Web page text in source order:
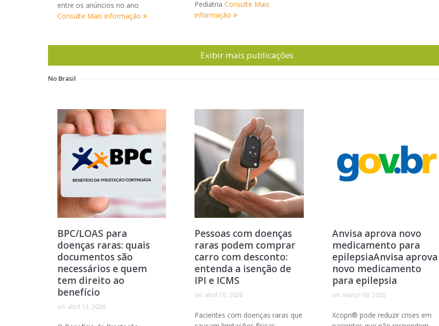
entre os anúncios no ano
Consulte Mais informação
PediatriaConsulte Mais
informação
Exibir mais publicações
No Brasil
BPC/LOAS para
doenças raras: quais
documentos são
necessários e quem
tem direito ao
benefício
on: abril 13, 2026
Pessoas com doenças
raras podem comprar
carro com desconto:
entenda a isenção de
IPI e ICMS
on: abril 10, 2026
Pacientes com doenças raras que
Anvisa aprova novo
medicamento para
epilepsiaAnvisa aprova
novo medicamento
para epilepsia
on: março 09, 2026
Xcopri® pode reduzir crises em